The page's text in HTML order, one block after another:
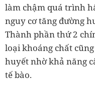
làm chậm quá trình
nguy cơ tăng đường
Thành phần thứ 2
loại khoáng chất
huyết nhờ khả năng
tế bào.